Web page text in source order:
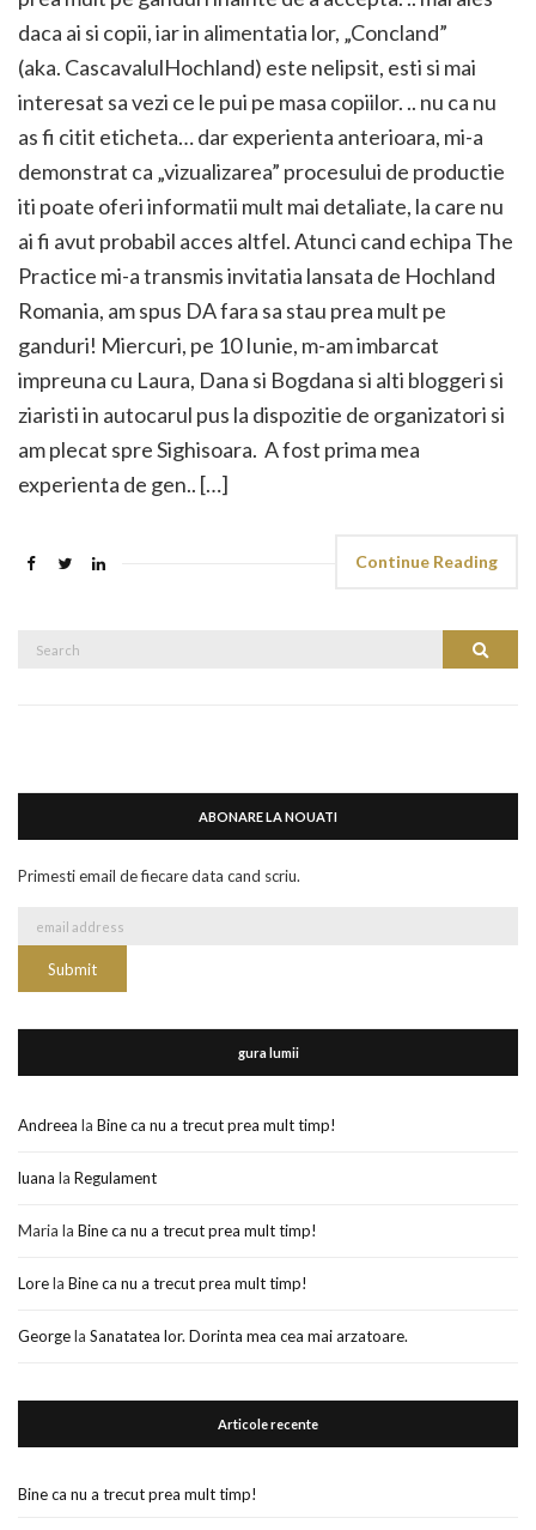
daca ai si copii, iar in alimentatia lor, „Concland”
(aka. CascavalulHochland) este nelipsit, esti si mai
interesat sa vezi ce le pui pe masa copiilor. .. nu ca nu
as fi citit eticheta… dar experienta anterioara, mi-a
demonstrat ca „vizualizarea” procesului de productie
iti poate oferi informatii mult mai detaliate, la care nu
ai fi avut probabil acces altfel. Atunci cand echipa The
Practice mi-a transmis invitatia lansata de Hochland
Romania, am spus DA fara sa stau prea mult pe
ganduri! Miercuri, pe 10 Iunie, m-am imbarcat
impreuna cu Laura, Dana si Bogdana si alti bloggeri si
ziaristi in autocarul pus la dispozitie de organizatori si
am plecat spre Sighisoara. A fost prima mea
experienta de gen.. […]
Continue Reading
Search
ABONARE LA NOUATI
Primesti email de fiecare data cand scriu.
gura lumii
Andreea la Bine ca nu a trecut prea mult timp!
luana la Regulament
Maria la Bine ca nu a trecut prea mult timp!
Lorela Bine ca nu a trecut prea mult timp!
Georgela Sanatatea lor. Dorinta mea cea mai arzatoare.
Articole recente
Bine ca nu a trecut prea mult timp!